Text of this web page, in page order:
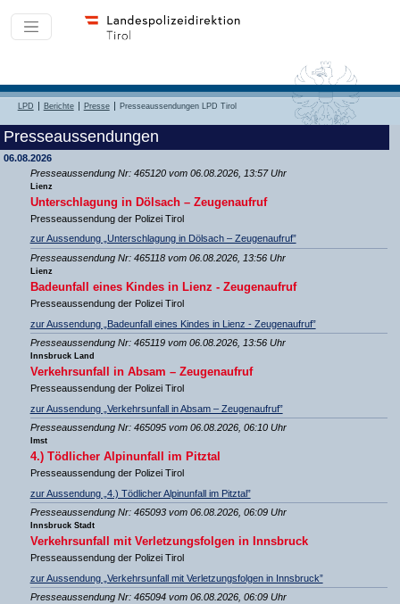
LPD Berichte Presse Presseaussendungen LPD Tirol
Presseaussendungen
06.08.2026
Presseaussendung Nr: 465120 vom 06.08.2026, 13:57 Uhr
Lienz
Unterschlagung in Dölsach – Zeugenaufruf
Presseaussendung der Polizei Tirol
zur Aussendung „Unterschlagung in Dölsach – Zeugenaufruf”
Presseaussendung Nr: 465118 vom 06.08.2026, 13:56 Uhr
Lienz
Badeunfall eines Kindes in Lienz - Zeugenaufruf
Presseaussendung der Polizei Tirol
zur Aussendung „Badeunfall eines Kindes in Lienz - Zeugenaufruf”
Presseaussendung Nr: 465119 vom 06.08.2026, 13:56 Uhr
Innsbruck Land
Verkehrsunfall in Absam – Zeugenaufruf
Presseaussendung der Polizei Tirol
zur Aussendung „Verkehrsunfall in Absam – Zeugenaufruf”
Presseaussendung Nr: 465095 vom 06.08.2026, 06:10 Uhr
Imst
4.) Tödlicher Alpinunfall im Pitztal
Presseaussendung der Polizei Tirol
zur Aussendung „4.) Tödlicher Alpinunfall im Pitztal”
Presseaussendung Nr: 465093 vom 06.08.2026, 06:09 Uhr
Innsbruck Stadt
Verkehrsunfall mit Verletzungsfolgen in Innsbruck
Presseaussendung der Polizei Tirol
zur Aussendung „Verkehrsunfall mit Verletzungsfolgen in Innsbruck”
Presseaussendung Nr: 465094 vom 06.08.2026, 06:09 Uhr